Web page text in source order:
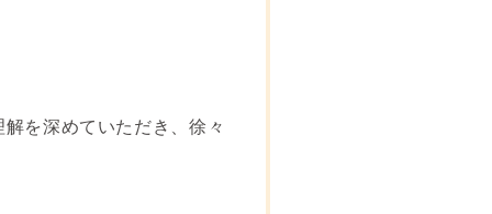
を深めていただき、徐々